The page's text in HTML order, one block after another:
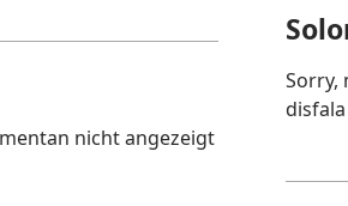
nicht angezeigt
Sorry,